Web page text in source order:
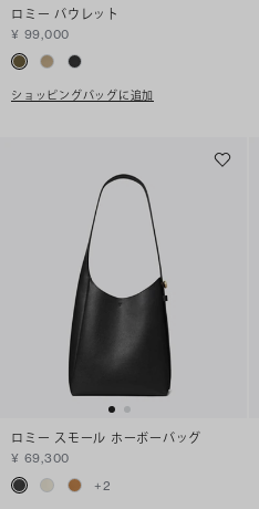
ロミー バウレット
¥ 99,000
ショッピングバッグに追加
ロミー スモール ホーボーバッグ
¥ 69,300
+2